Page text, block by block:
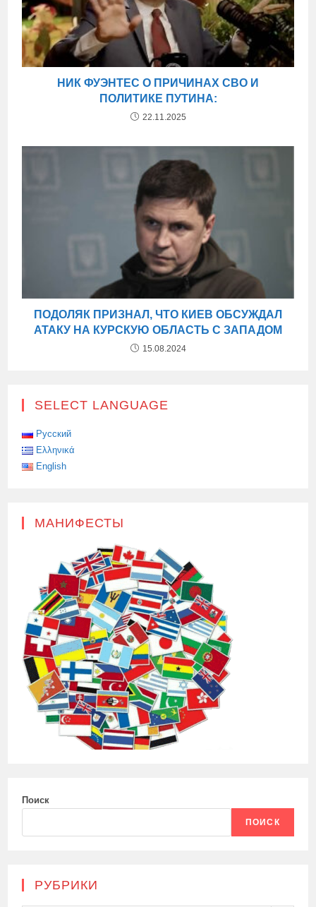
НИК ФУЭНТЕС О ПРИЧИНАХ СВО И
ПОЛИТИКЕ ПУТИНА:
22.11.2025
ПОДОЛЯК ПРИЗНАЛ, ЧТО КИЕВ ОБСУЖДАЛ
АТАКУ НА КУРСКУЮ ОБЛАСТЬ С ЗАПАДОМ
15.08.2024
SELECT LANGUAGE
Русский
Ελληνικά
English
МАНИФЕСТЫ
Поиск
ПОИСК
РУБРИКИ